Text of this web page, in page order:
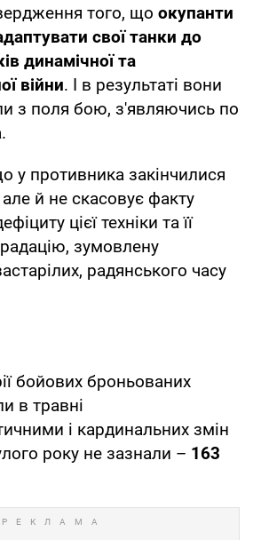
того, що окупанти
свої танки до
динамічної та
війни. І в результаті вони
з поля бою, з'являючись по
у противника закінчилися
але й не скасовує факту
цієї техніки та її
зумовлену
радянського часу
бойових броньованих
в травні
і кардинальних змін
року не зазнали – 163